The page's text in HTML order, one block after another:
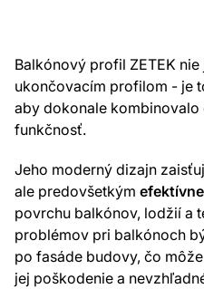
Balkónový profil ZETEK
ukončovacím profilom - je
aby dokonale kombinovalo
funkčnosť.
Jeho moderný dizajn
ale predovšetkým
povrchu balkónov, lodžií a
problémov pri balkónoch
po fasáde budovy, čo
jej poškodenie a